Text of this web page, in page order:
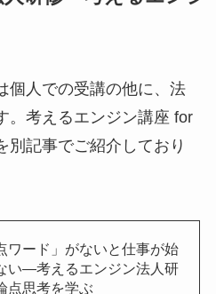
個人での受講の他に、法
。考えるエンジン講座 for
別記事でご紹介しており
ワード」がないと仕事が始
い—考えるエンジン法人研
点思考を学ぶ